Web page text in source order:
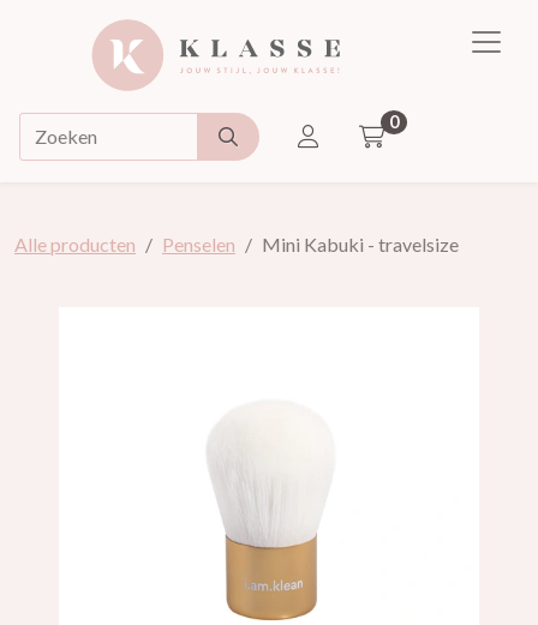
Klasse
Doorzoek de webshop
ACCOUNT
0
Alle producten Penselen Mini Kabuki - travelsize